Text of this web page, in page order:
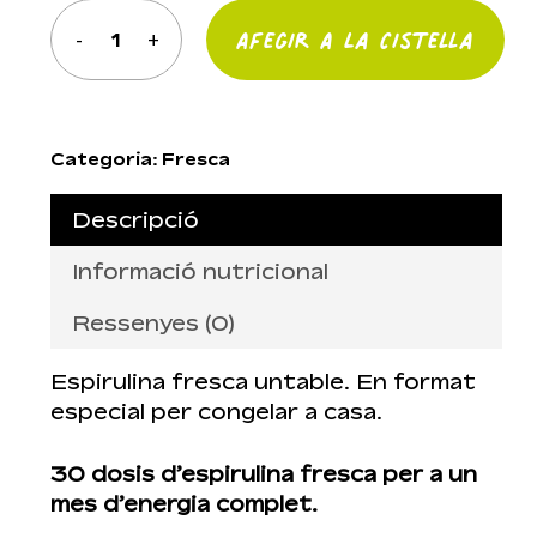
de
valoracions
de
clients
Afegir A La Cistella
Categoria: Fresca
Descripció
Informació nutricional
Ressenyes (0)
Espirulina fresca untable. En format
especial per congelar a casa.
30 dosis d’espirulina fresca per a un
mes d’energia complet.